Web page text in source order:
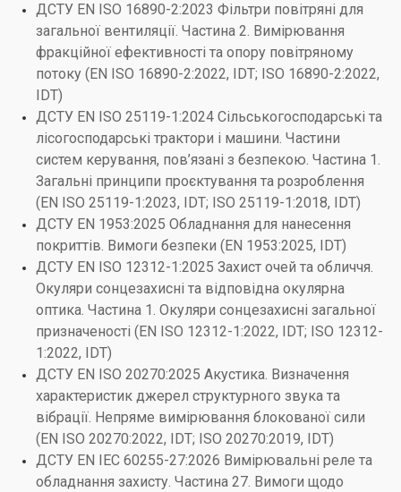
ДСТУ EN ISO 16890-2:2023 Фільтри повітряні для
загальної вентиляції. Частина 2. Вимірювання
фракційної ефективності та опору повітряному
потоку (EN ISO 16890-2:2022, IDT; ISO 16890-2:2022,
IDT)
ДСТУ EN ISO 25119-1:2024 Сільськогосподарські та
лісогосподарські трактори і машини. Частини
систем керування, пов’язані з безпекою. Частина 1.
Загальні принципи проєктування та розроблення
(EN ISO 25119-1:2023, IDT; ISO 25119-1:2018, IDT)
ДСТУ EN 1953:2025 Обладнання для нанесення
покриттів. Вимоги безпеки (EN 1953:2025, IDT)
ДСТУ EN ISO 12312-1:2025 Захист очей та обличчя.
Окуляри сонцезахисні та відповідна окулярна
оптика. Частина 1. Окуляри сонцезахисні загальної
призначеності (EN ISO 12312-1:2022, IDT; ISO 12312-
1:2022, IDT)
ДСТУ EN ISO 20270:2025 Акустика. Визначення
характеристик джерел структурного звука та
вібрації. Непряме вимірювання блокованої сили
(EN ISO 20270:2022, IDT; ISO 20270:2019, IDT)
ДСТУ EN IEC 60255-27:2026 Вимірювальні реле та
обладнання захисту. Частина 27. Вимоги щодо